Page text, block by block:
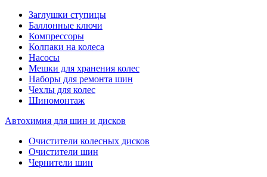
Заглушки ступицы
Баллонные ключи
Компрессоры
Колпаки на колеса
Насосы
Мешки для хранения колес
Наборы для ремонта шин
Чехлы для колес
Шиномонтаж
Автохимия для шин и дисков
Очистители колесных дисков
Очистители шин
Чернители шин